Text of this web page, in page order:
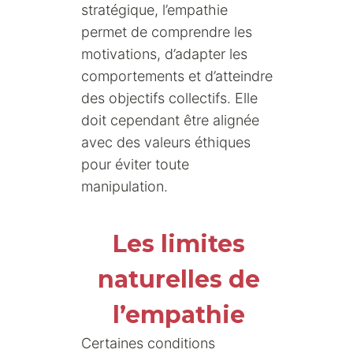
stratégique, l’empathie
permet de comprendre les
motivations, d’adapter les
comportements et d’atteindre
des objectifs collectifs. Elle
doit cependant être alignée
avec des valeurs éthiques
pour éviter toute
manipulation.
Les limites
naturelles de
l’empathie
Certaines conditions